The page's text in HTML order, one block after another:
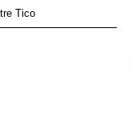
Tico